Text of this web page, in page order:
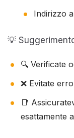
Indirizzo
💡
🔍 Verificate
❌ Evitate
📑
esattamente